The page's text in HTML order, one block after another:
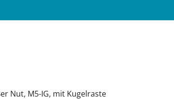
Nut, M5-IG, mit Kugelraste